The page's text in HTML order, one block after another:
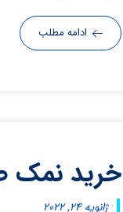
ادامه مطلب
خرید نمک
ژانویه ۲۴, ۲۰۲۲